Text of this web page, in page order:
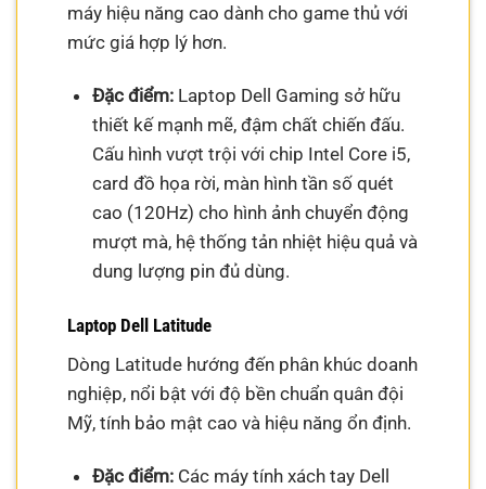
máy hiệu năng cao dành cho game thủ với
mức giá hợp lý hơn.
Đặc điểm:Laptop Dell Gaming sở hữu
thiết kế mạnh mẽ, đậm chất chiến đấu.
Cấu hình vượt trội với chip Intel Core i5,
card đồ họa rời, màn hình tần số quét
cao (120Hz) cho hình ảnh chuyển động
mượt mà, hệ thống tản nhiệt hiệu quả và
dung lượng pin đủ dùng.
Laptop Dell Latitude
Dòng Latitude hướng đến phân khúc doanh
nghiệp, nổi bật với độ bền chuẩn quân đội
Mỹ, tính bảo mật cao và hiệu năng ổn định.
Đặc điểm:Các máy tính xách tay Dell